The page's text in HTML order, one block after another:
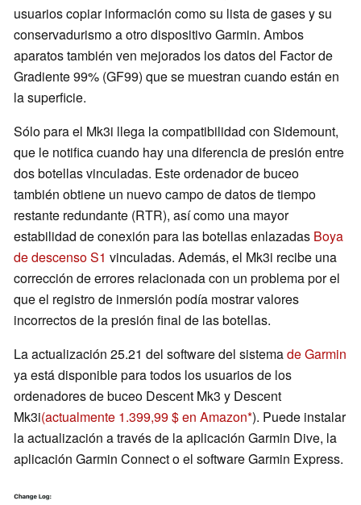
usuarios copiar información como su lista de gases y su
conservadurismo a otro dispositivo Garmin. Ambos
aparatos también ven mejorados los datos del Factor de
Gradiente 99% (GF99) que se muestran cuando están en
la superficie.
Sólo para el Mk3i llega la compatibilidad con Sidemount,
que le notifica cuando hay una diferencia de presión entre
dos botellas vinculadas. Este ordenador de buceo
también obtiene un nuevo campo de datos de tiempo
restante redundante (RTR), así como una mayor
estabilidad de conexión para las botellas enlazadas Boya
de descenso S1 vinculadas. Además, el Mk3i recibe una
corrección de errores relacionada con un problema por el
que el registro de inmersión podía mostrar valores
incorrectos de la presión final de las botellas.
La actualización 25.21 del software del sistemade Garmin
ya está disponible para todos los usuarios de los
ordenadores de buceo Descent Mk3 y Descent
Mk3i(actualmente 1.399,99 $ en Amazon ). Puede instalar
la actualización a través de la aplicación Garmin Dive, la
aplicación Garmin Connect o el software Garmin Express.